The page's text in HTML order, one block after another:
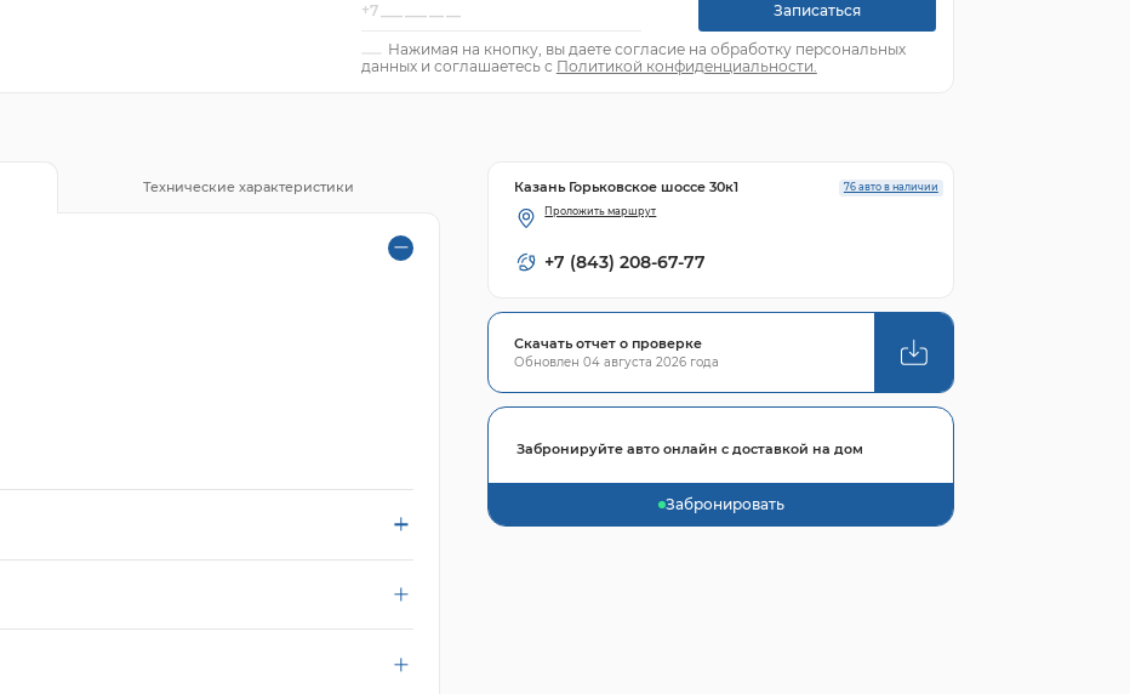
Записаться
Нажимая на кнопку, вы даете согласие на обработку персональных
данных и соглашаетесь с Политикой конфиденциальности.
Технические характеристики 76 авто в наличии
Казань Горьковское шоссе 30к1
Проложить маршрут
+7 (843) 208-67-77
Скачать отчет о проверке
Обновлен 04 августа 2026 года
Забронируйте авто онлайн с доставкой на дом
Забронировать